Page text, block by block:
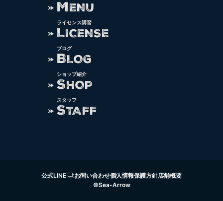
MENU
ライセンス講習
LICENSE
ブログ
BLOG
ショップ紹介
SHOP
スタッフ
STAFF
公式LINE お問い合わせ個人情報保護方針店舗概要
©Sea-Arrow